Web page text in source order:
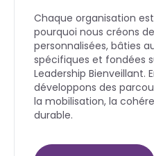
Chaque organisation
pourquoi nous créons
personnalisées, bâties
spécifiques et fondées
Leadership Bienveillant.
développons des
la mobilisation, la
durable.